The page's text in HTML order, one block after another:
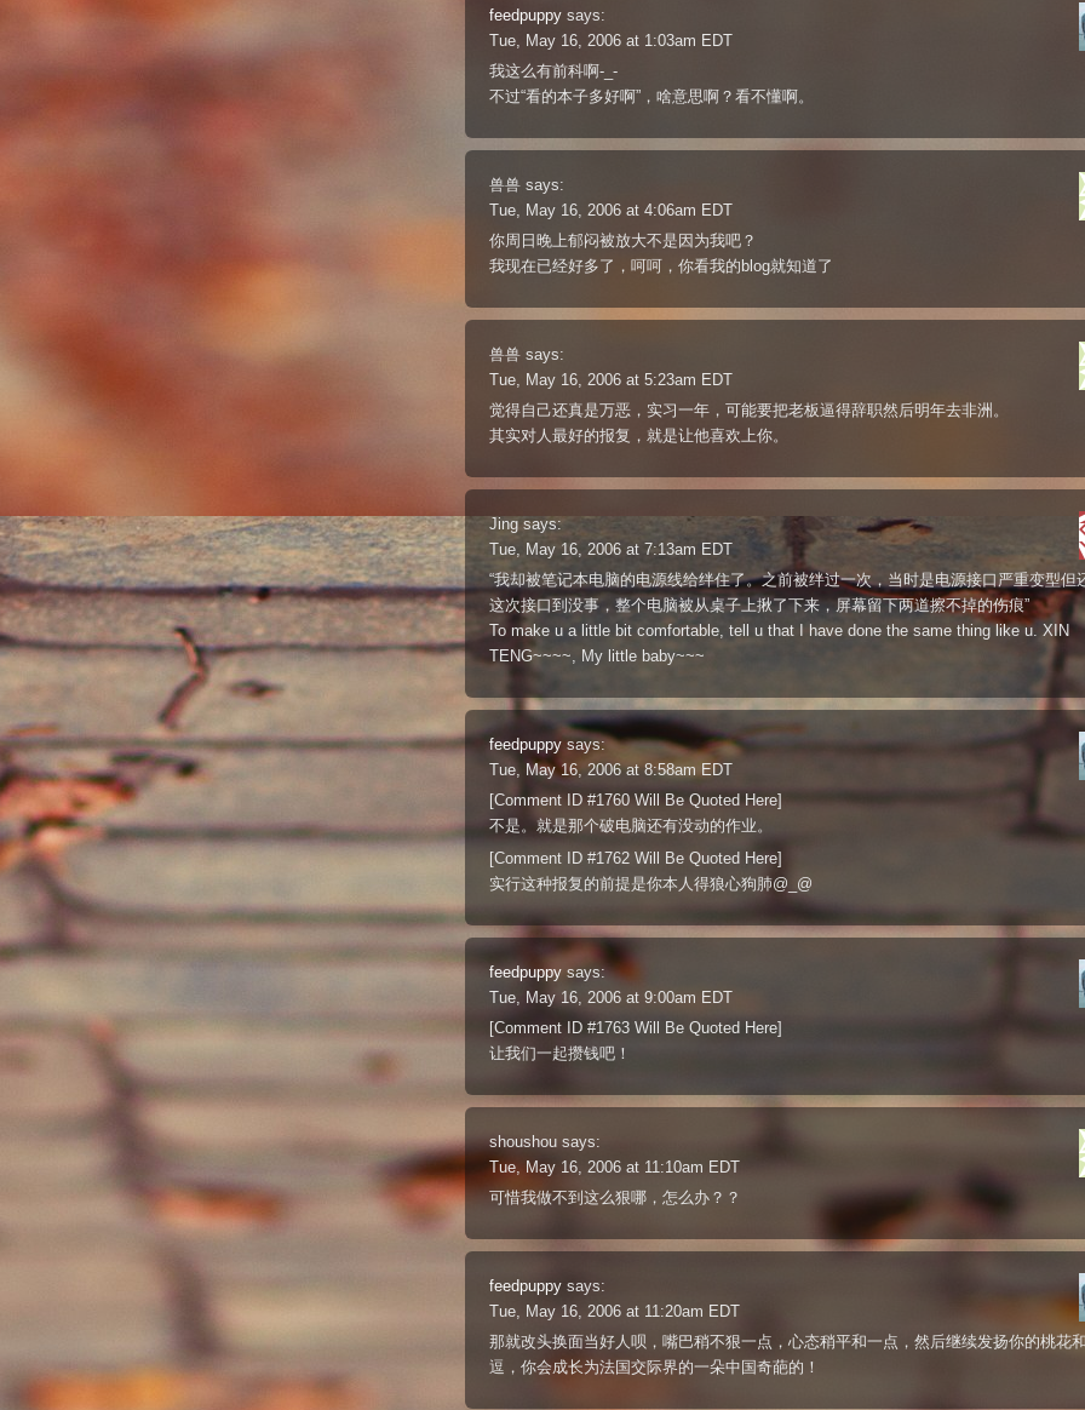
feedpuppy says:
Tue, May 16, 2006 at 1:03am EDT
我这么有前科啊-_-
不过“看的本子多好啊”，啥意思啊？看不懂啊。
兽兽 says:
Tue, May 16, 2006 at 4:06am EDT
你周日晚上郁闷被放大不是因为我吧？
我现在已经好多了，呵呵，你看我的blog就知道了
兽兽 says:
Tue, May 16, 2006 at 5:23am EDT
觉得自己还真是万恶，实习一年，可能要把老板逼得辞职然后明年去非洲。
其实对人最好的报复，就是让他喜欢上你。
Jing says:
Tue, May 16, 2006 at 7:13am EDT
“我却被笔记本电脑的电源线给绊住了。之前被绊过一次，当时是电源接口严重变型但
这次接口到没事，整个电脑被从桌子上揪了下来，屏幕留下两道擦不掉的伤痕”
To make u a little bit comfortable, tell u that I have done the same thing like u. XIN
TENG~~~~, My little baby~~~
feedpuppy says:
Tue, May 16, 2006 at 8:58am EDT
[Comment ID #1760 Will Be Quoted Here]
不是。就是那个破电脑还有没动的作业。
[Comment ID #1762 Will Be Quoted Here]
实行这种报复的前提是你本人得狼心狗肺@_@
feedpuppy says:
Tue, May 16, 2006 at 9:00am EDT
[Comment ID #1763 Will Be Quoted Here]
让我们一起攒钱吧！
shoushou says:
Tue, May 16, 2006 at 11:10am EDT
可惜我做不到这么狠哪，怎么办？？
feedpuppy says:
Tue, May 16, 2006 at 11:20am EDT
那就改头换面当好人呗，嘴巴稍不狠一点，心态稍平和一点，然后继续发扬你的桃花
逗，你会成长为法国交际界的一朵中国奇葩的！